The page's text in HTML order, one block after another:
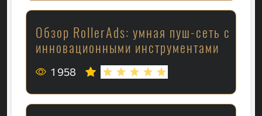
Обзор RollerAds: умная пуш-сеть с
инновационными инструментами
1 958